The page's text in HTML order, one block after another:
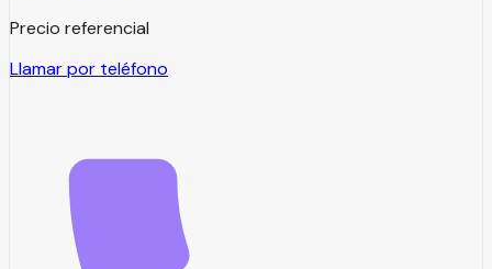
Precio referencial
Llamar por teléfono